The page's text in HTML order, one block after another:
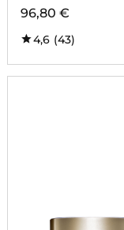
96,80 €
4,6 (43)